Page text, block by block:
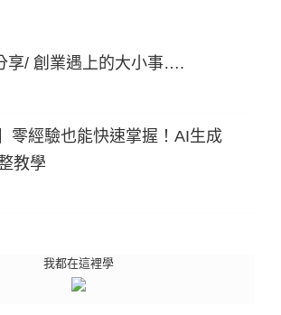
享/ 創業遇上的大小事….
零經驗也能快速掌握！AI生成
教學
我都在這裡學